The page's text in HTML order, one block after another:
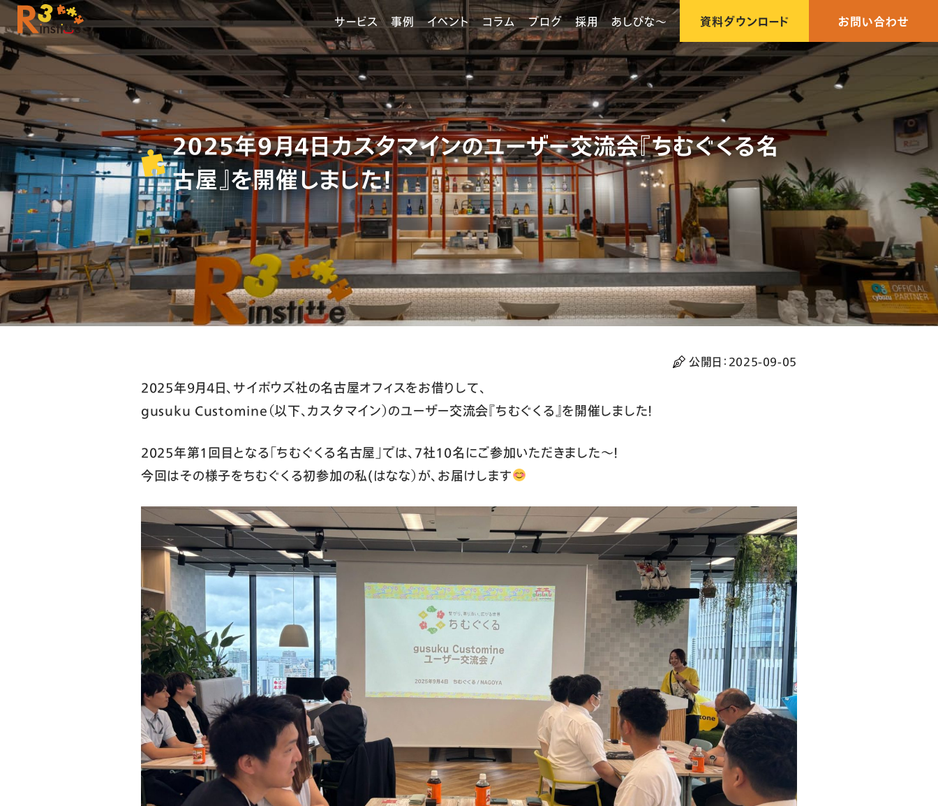
サービス 事例 イベント コラム ブログ 採用 あしびな〜 資料ダウンロード お問い合わせ
2025年9月4日カスタマインのユーザー交流会『ちむぐくる名
古屋』を開催しました！
公開日： 2025-09-05
2025年9月4日、サイボウズ社の名古屋オフィスをお借りして、
gusuku Customine（以下、カスタマイン）のユーザー交流会『ちむぐくる』を開催しました！
2025年第１回目となる「ちむぐくる名古屋」では、7社10名にご参加いただきました～！
今回はその様子をちむぐくる初参加の私(はなな）が、お届けします